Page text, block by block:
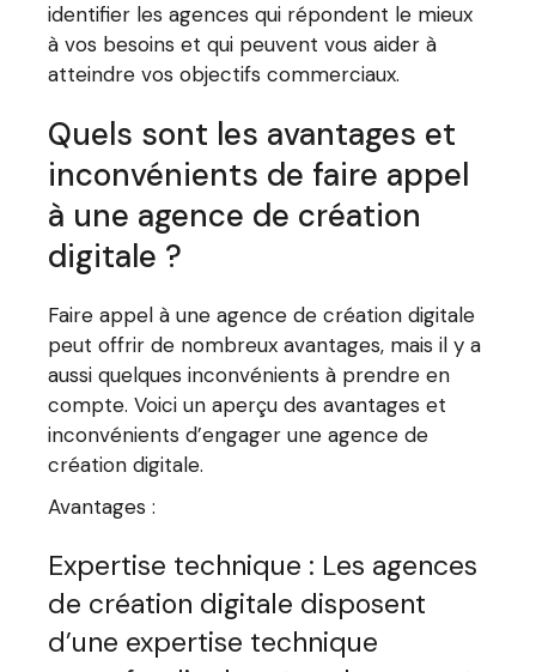
identifier les agences qui répondent le mieux
à vos besoins et qui peuvent vous aider à
atteindre vos objectifs commerciaux.
Quels sont les avantages et
inconvénients de faire appel
à une agence de création
digitale ?
Faire appel à une agence de création digitale
peut offrir de nombreux avantages, mais il y a
aussi quelques inconvénients à prendre en
compte. Voici un aperçu des avantages et
inconvénients d’engager une agence de
création digitale.
Avantages :
Expertise technique : Les agences
de création digitale disposent
d’une expertise technique